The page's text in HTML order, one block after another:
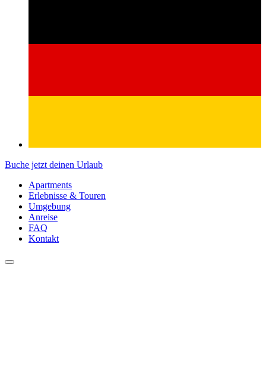
Buche jetzt deinen Urlaub
Apartments
Erlebnisse & Touren
Umgebung
Anreise
FAQ
Kontakt